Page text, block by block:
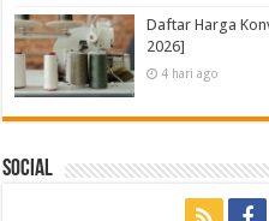
Daftar Harga
2026]
4 hari ago
Social